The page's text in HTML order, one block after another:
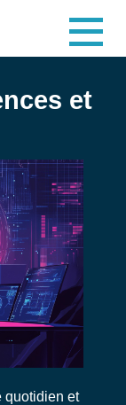
et
quotidien et